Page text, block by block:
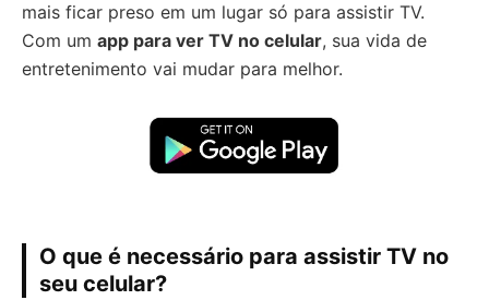
mais ficar preso em um lugar só para assistir TV.
Com um app para ver TV no celular, sua vida de
entretenimento vai mudar para melhor.
O que é necessário para assistir TV no
seu celular?